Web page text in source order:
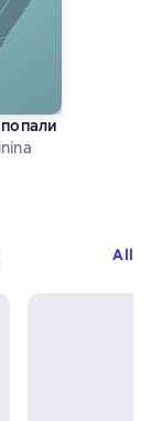
4,1 на основе
All